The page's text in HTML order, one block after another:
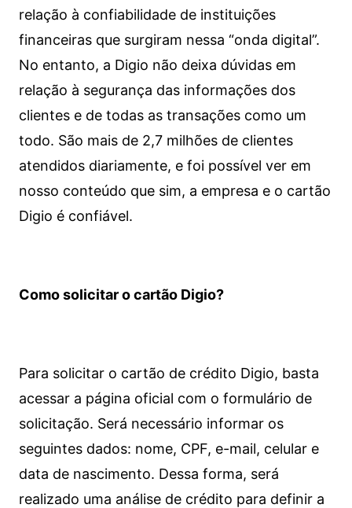
relação à confiabilidade de instituições
financeiras que surgiram nessa “onda digital”.
No entanto, a Digio não deixa dúvidas em
relação à segurança das informações dos
clientes e de todas as transações como um
todo. São mais de 2,7 milhões de clientes
atendidos diariamente, e foi possível ver em
nosso conteúdo que sim, a empresa e o cartão
Digio é confiável.
Como solicitar o cartão Digio?
Para solicitar o cartão de crédito Digio, basta
acessar a página oficial com o formulário de
solicitação. Será necessário informar os
seguintes dados: nome, CPF, e-mail, celular e
data de nascimento. Dessa forma, será
realizado uma análise de crédito para definir a